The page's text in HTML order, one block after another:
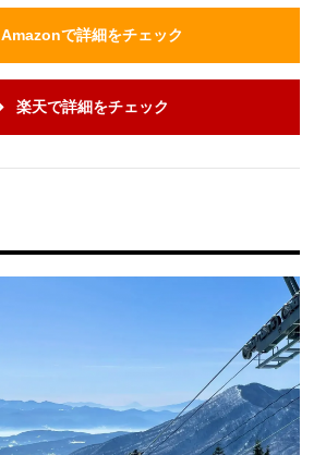
Amazonで詳細をチェック
楽天で詳細をチェック